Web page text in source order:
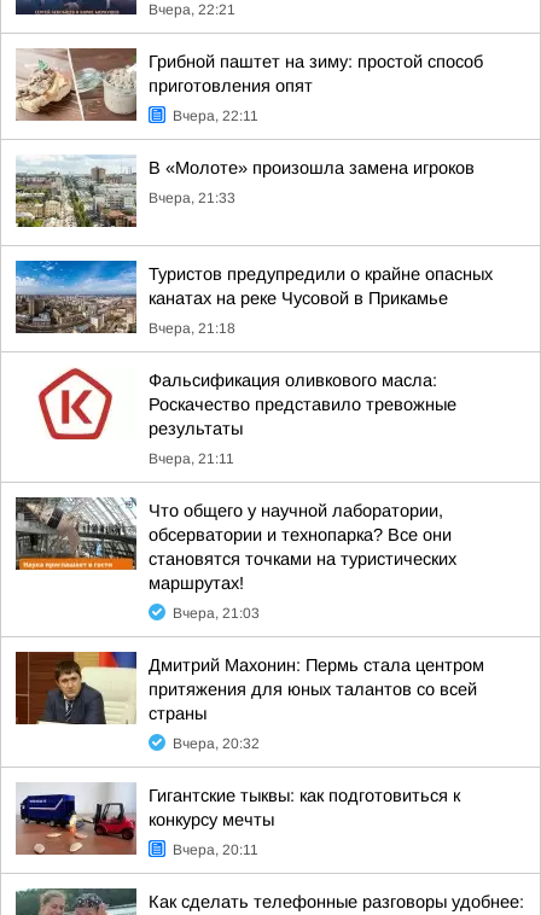
Вчера, 22:21
Грибной паштет на зиму: простой способ
приготовления опят
Вчера, 22:11
В «Молоте» произошла замена игроков
Вчера, 21:33
Туристов предупредили о крайне опасных
канатах на реке Чусовой в Прикамье
Вчера, 21:18
Фальсификация оливкового масла:
Роскачество представило тревожные
результаты
Вчера, 21:11
Что общего у научной лаборатории,
обсерватории и технопарка? Все они
становятся точками на туристических
маршрутах!
Вчера, 21:03
Дмитрий Махонин: Пермь стала центром
притяжения для юных талантов со всей
страны
Вчера, 20:32
Гигантские тыквы: как подготовиться к
конкурсу мечты
Вчера, 20:11
Как сделать телефонные разговоры удобнее: